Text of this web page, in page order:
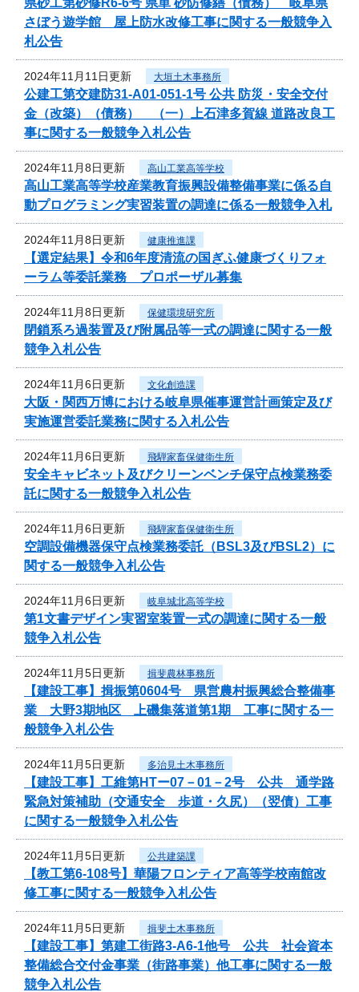
さぼう遊学館 屋上防水改修工事に関する一般競争入
札公告
2024年11月11日更新 大垣土木事務所
公建工第交建防31-A01-051-1号 公共 防災・安全交付
金（改築）（債務） （一）上石津多賀線 道路改良工
事に関する一般競争入札公告
2024年11月8日更新 高山工業高等学校
高山工業高等学校産業教育振興設備整備事業に係る自
動プログラミング実習装置の調達に係る一般競争入札
2024年11月8日更新 健康推進課
【選定結果】令和6年度清流の国ぎふ健康づくりフォ
ーラム等委託業務 プロポーザル募集
2024年11月8日更新 保健環境研究所
閉鎖系ろ過装置及び附属品等一式の調達に関する一般
競争入札公告
2024年11月6日更新 文化創造課
大阪・関西万博における岐阜県催事運営計画策定及び
実施運営委託業務に関する入札公告
2024年11月6日更新 飛騨家畜保健衛生所
安全キャビネット及びクリーンベンチ保守点検業務委
託に関する一般競争入札公告
2024年11月6日更新 飛騨家畜保健衛生所
空調設備機器保守点検業務委託（BSL3及びBSL2）に
関する一般競争入札公告
2024年11月6日更新 岐阜城北高等学校
第1文書デザイン実習室装置一式の調達に関する一般
競争入札公告
2024年11月5日更新 揖斐農林事務所
【建設工事】揖振第0604号 県営農村振興総合整備事
業 大野3期地区 上磯集落道第1期 工事に関する一
般競争入札公告
2024年11月5日更新 多治見土木事務所
【建設工事】工維第HTー07－01－2号 公共 通学路
緊急対策補助（交通安全 歩道・久尻）（翌債）工事
に関する一般競争入札公告
2024年11月5日更新 公共建築課
【教工第6-108号】華陽フロンティア高等学校南館改
修工事に関する一般競争入札公告
2024年11月5日更新 揖斐土木事務所
【建設工事】第建工街路3-A6-1他号 公共 社会資本
整備総合交付金事業（街路事業）他工事に関する一般
競争入札公告